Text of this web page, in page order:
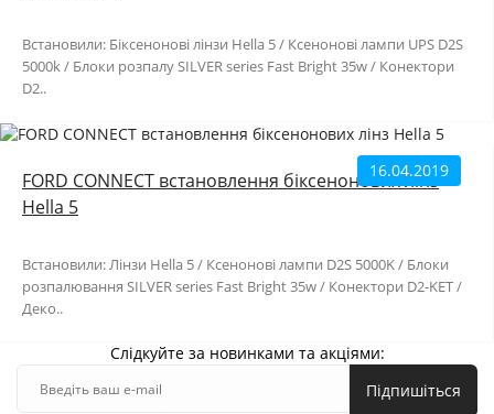
Встановили: Біксенонові лінзи Hella 5 / Ксенонові лампи UPS D2S
5000k / Блоки розпалу SILVER series Fast Bright 35w / Конектори
D2..
16.04.2019
FORD CONNECT встановлення біксенонових лінз
Hella 5
Встановили: Лінзи Hella 5 / Ксенонові лампи D2S 5000K / Блоки
розпалювання SILVER series Fast Bright 35w / Конектори D2-KET /
Деко..
Слідкуйте за новинками та акціями:
Підпишіться